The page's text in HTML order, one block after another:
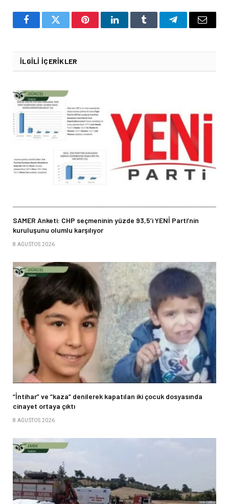
FacebookTwitter PinterestLinkedInTumblr TelegramEmail
İLGILI İÇERIKLER
SAMER Anketi: CHP seçmeninin yüzde 93,5’i YENİ Parti’nin
kuruluşunu olumlu karşılıyor
8 AĞUSTOS 2026
“İntihar” ve “kaza” denilerek kapatılan iki çocuk dosyasında
cinayet ortaya çıktı
8 AĞUSTOS 2026